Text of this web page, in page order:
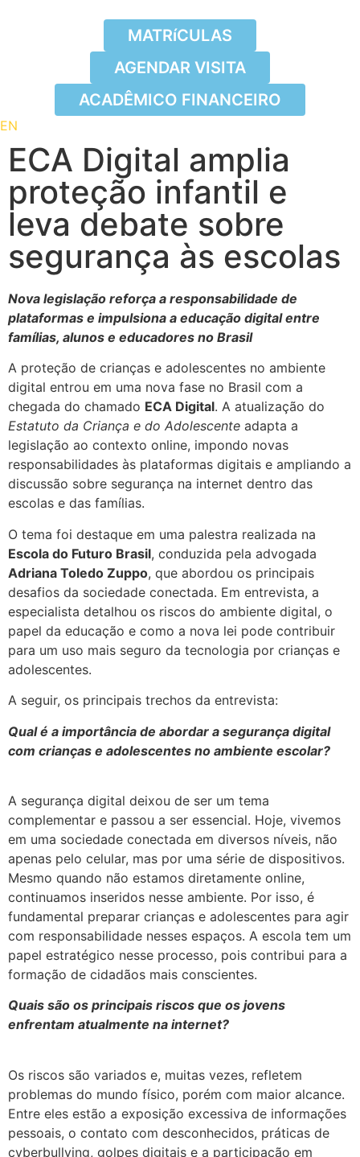
MATRíCULAS
AGENDAR VISITA
ACADÊMICO FINANCEIRO
EN
ECA Digital amplia
proteção infantil e
leva debate sobre
segurança às escolas
Nova legislação reforça a responsabilidade de
plataformas e impulsiona a educação digital entre
famílias, alunos e educadores no Brasil
A proteção de crianças e adolescentes no ambiente
digital entrou em uma nova fase no Brasil com a
chegada do chamado ECA Digital. A atualização do
Estatuto da Criança e do Adolescente adapta a
legislação ao contexto online, impondo novas
responsabilidades às plataformas digitais e ampliando a
discussão sobre segurança na internet dentro das
escolas e das famílias.
O tema foi destaque em uma palestra realizada na
Escola do Futuro Brasil, conduzida pela advogada
Adriana Toledo Zuppo, que abordou os principais
desafios da sociedade conectada. Em entrevista, a
especialista detalhou os riscos do ambiente digital, o
papel da educação e como a nova lei pode contribuir
para um uso mais seguro da tecnologia por crianças e
adolescentes.
A seguir, os principais trechos da entrevista:
Qual é a importância de abordar a segurança digital
com crianças e adolescentes no ambiente escolar?
A segurança digital deixou de ser um tema
complementar e passou a ser essencial. Hoje, vivemos
em uma sociedade conectada em diversos níveis, não
apenas pelo celular, mas por uma série de dispositivos.
Mesmo quando não estamos diretamente online,
continuamos inseridos nesse ambiente. Por isso, é
fundamental preparar crianças e adolescentes para agir
com responsabilidade nesses espaços. A escola tem um
papel estratégico nesse processo, pois contribui para a
formação de cidadãos mais conscientes.
Quais são os principais riscos que os jovens
enfrentam atualmente na internet?
Os riscos são variados e, muitas vezes, refletem
problemas do mundo físico, porém com maior alcance.
Entre eles estão a exposição excessiva de informações
pessoais, o contato com desconhecidos, práticas de
cyberbullying, golpes digitais e a participação em